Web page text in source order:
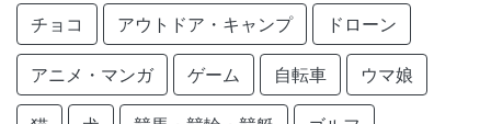
チョコ アウトドア・キャンプ ドローン
アニメ・マンガ ゲーム 自転車 ウマ娘